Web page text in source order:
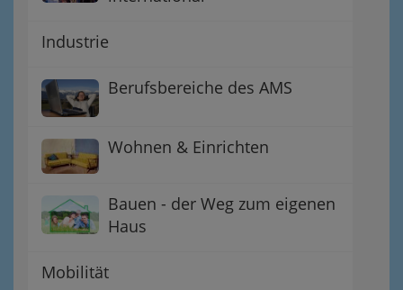
Industrie
Berufsbereiche des AMS
Wohnen & Einrichten
Bauen - der Weg zum eigenen
Haus
Mobilität